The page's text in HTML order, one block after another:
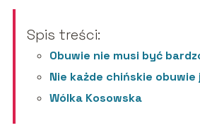
Spis treści:
Obuwie nie musi być
Nie każde chińskie obuwie
Wólka Kosowska